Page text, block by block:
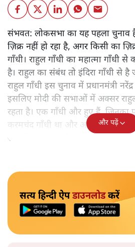
संभवत: लोकसभा का यह पहला चुनाव
ज़िक्र नहीं हो रहा है, अगर किसी का
गाँधी। राहुल गाँधी का महात्मा गाँधी से
है। राहुल का संबंध तो इंदिरा गाँधी से है
राहुल गाँधी इस चुनाव में प्रधानमंत्री
इसलिए मोदी की सभाओं में अक्सर
रहता है। एक गाँधी और हुए हैं, जिनका
करमचंद गाँधी था और आज़ादी की
रूप में मशहूर हुए थे।
और पढ़ें
सत्य हिन्दी ऐपडाउनलोडकरें